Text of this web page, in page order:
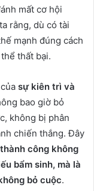
mất cơ hội
rằng, dù có tài
mạnh đúng cách
thất bại.
sự kiên trì và
bao giờ bỏ
không bị phân
chiến thắng. Đây
thành công không
bẩm sinh, mà là
bỏ cuộc.